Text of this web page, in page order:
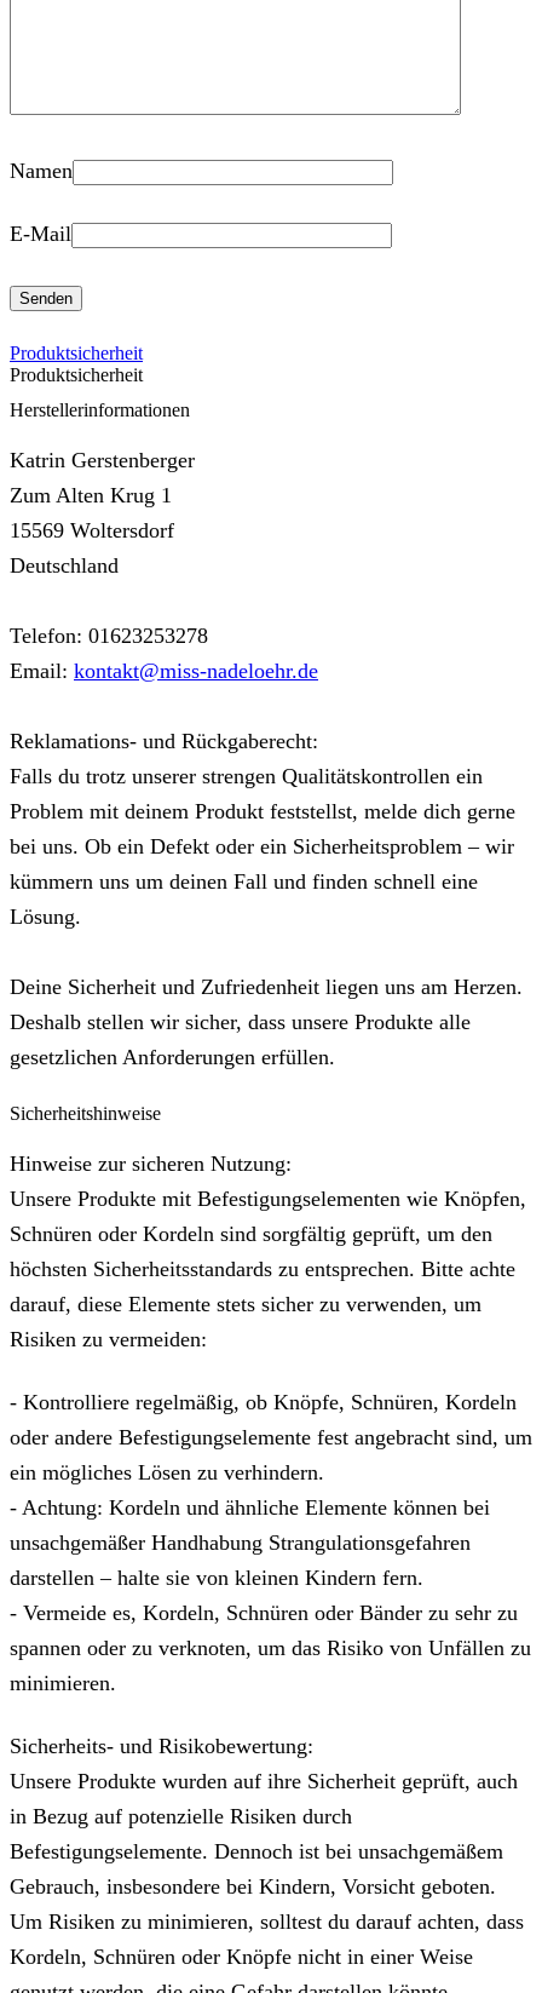
Namen
E-Mail
Produktsicherheit
Produktsicherheit
Herstellerinformationen
Katrin Gerstenberger
Zum Alten Krug 1
15569 Woltersdorf
Deutschland
Telefon: 01623253278
Email: kontakt@miss-nadeloehr.de
Reklamations- und Rückgaberecht:
Falls du trotz unserer strengen Qualitätskontrollen ein
Problem mit deinem Produkt feststellst, melde dich gerne
bei uns. Ob ein Defekt oder ein Sicherheitsproblem – wir
kümmern uns um deinen Fall und finden schnell eine
Lösung.
Deine Sicherheit und Zufriedenheit liegen uns am Herzen.
Deshalb stellen wir sicher, dass unsere Produkte alle
gesetzlichen Anforderungen erfüllen.
Sicherheitshinweise
Hinweise zur sicheren Nutzung:
Unsere Produkte mit Befestigungselementen wie Knöpfen,
Schnüren oder Kordeln sind sorgfältig geprüft, um den
höchsten Sicherheitsstandards zu entsprechen. Bitte achte
darauf, diese Elemente stets sicher zu verwenden, um
Risiken zu vermeiden:
- Kontrolliere regelmäßig, ob Knöpfe, Schnüren, Kordeln
oder andere Befestigungselemente fest angebracht sind, um
ein mögliches Lösen zu verhindern.
- Achtung: Kordeln und ähnliche Elemente können bei
unsachgemäßer Handhabung Strangulationsgefahren
darstellen – halte sie von kleinen Kindern fern.
- Vermeide es, Kordeln, Schnüren oder Bänder zu sehr zu
spannen oder zu verknoten, um das Risiko von Unfällen zu
minimieren.
Sicherheits- und Risikobewertung:
Unsere Produkte wurden auf ihre Sicherheit geprüft, auch
in Bezug auf potenzielle Risiken durch
Befestigungselemente. Dennoch ist bei unsachgemäßem
Gebrauch, insbesondere bei Kindern, Vorsicht geboten.
Um Risiken zu minimieren, solltest du darauf achten, dass
Kordeln, Schnüren oder Knöpfe nicht in einer Weise